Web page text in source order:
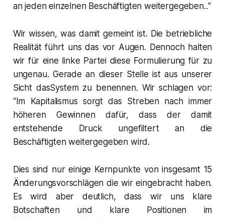
an jeden einzelnen Beschäftigten weitergegeben..“
Wir wissen, was damit gemeint ist. Die betriebliche
Realität führt uns das vor Augen. Dennoch halten
wir für eine linke Partei diese Formulierung für zu
ungenau. Gerade an dieser Stelle ist aus unserer
Sicht dasSystem zu benennen. Wir schlagen vor:
“Im Kapitalismus sorgt das Streben nach immer
höheren Gewinnen dafür, dass der damit
entstehende Druck ungefiltert an die
Beschäftigten weitergegeben wird.
Dies sind nur einige Kernpunkte von insgesamt 15
Änderungsvorschlägen die wir eingebracht haben.
Es wird aber deutlich, dass wir uns klare
Botschaften und klare Positionen im